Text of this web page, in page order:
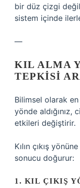
bir düz çizgi
sistem içinde
—
KIL ALMA
TEPKISI
Bilimsel olarak
yönde
etkileri değiştirir.
Kılın çıkış
sonucu doğurur:
1. KIL ÇIKIŞ